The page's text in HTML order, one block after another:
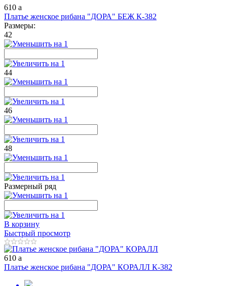
610 a
Платье женское рибана "ДОРА" БЕЖ К-382
Размеры:
42
44
46
48
Размерный ряд
В корзину
Быстрый просмотр
610 a
Платье женское рибана "ДОРА" КОРАЛЛ К-382